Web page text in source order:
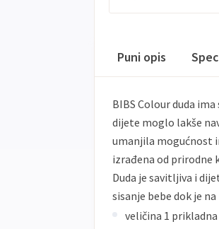
Puni opis
BIBS Colour duda
dijete moglo lakše
umanjila mogućnost
izrađena od prirodne
Duda je savitljiva i
sisanje bebe dok je
veličina 1